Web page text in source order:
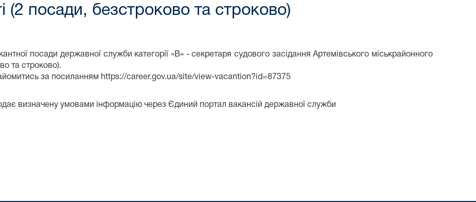
(2 посади, безстроково та строково)
посади державної служби категорії «В» - секретаря судового засідання Артемівського міськрайонного
та строково).
за посиланням https://career.gov.ua/site/view-vacantion?id=87375
визначену умовами інформацію через Єдиний портал вакансій державної служби